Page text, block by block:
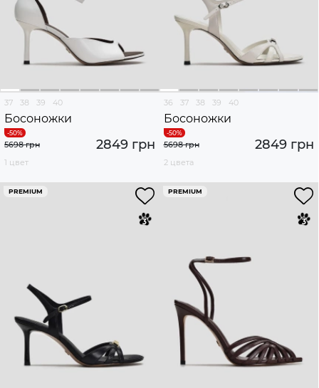
37 38 39 40
Босоножки
2849 грн
5698 грн
1 цвет
36 37 38 39 40
Босоножки
2849 грн
5698 грн
2 цвета
PREMIUM PREMIUM